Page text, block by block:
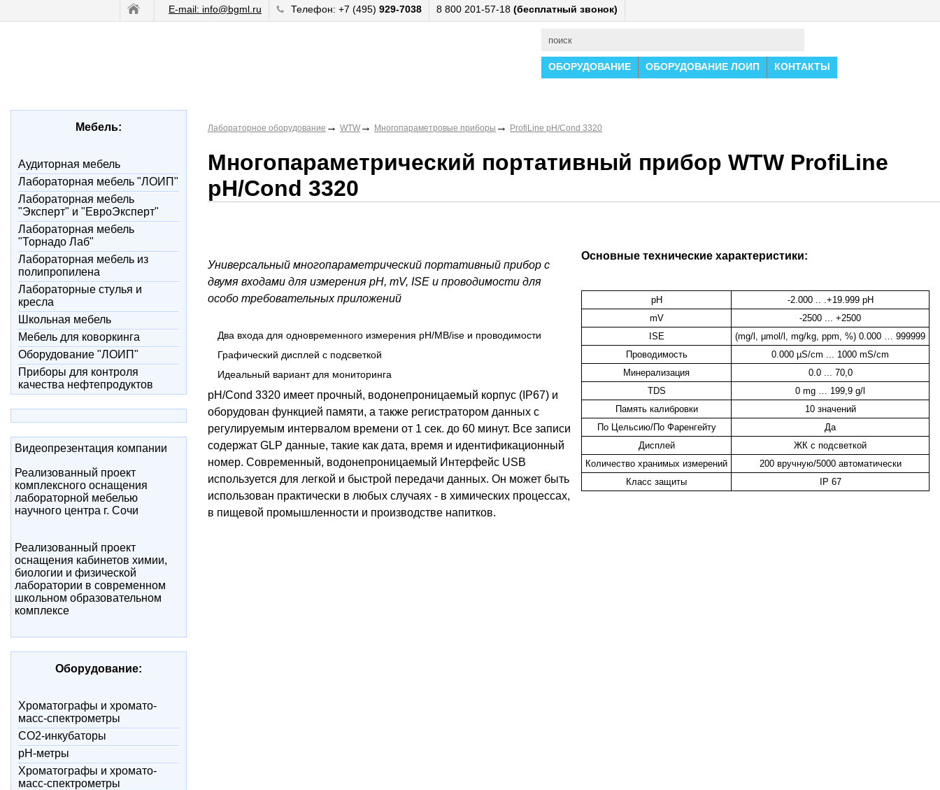
E-mail: info@bgml.ru Телефон: +7 (495) 929-7038 8 800 201-57-18 (бесплатный звонок)
ОБОРУДОВАНИЕ ОБОРУДОВАНИЕ ЛОИП КОНТАКТЫ
Мебель:
Аудиторная мебель
Лабораторная мебель "ЛОИП"
Лабораторная мебель
"Эксперт" и "ЕвроЭксперт"
Лабораторная мебель
"Торнадо Лаб"
Лабораторная мебель из
полипропилена
Лабораторные стулья и
кресла
Школьная мебель
Мебель для коворкинга
Оборудование "ЛОИП"
Приборы для контроля
качества нефтепродуктов
Видеопрезентация компании
Реализованный проект
комплексного оснащения
лабораторной мебелью
научного центра г. Сочи
Реализованный проект
оснащения кабинетов химии,
биологии и физической
лаборатории в современном
школьном образовательном
комплексе
Оборудование:
Xроматографы и хромато-
масс-спектрометры
CO2-инкубаторы
pH-метры
Xроматографы и хромато-
масс-спектрометры
Лабораторное оборудование → WTW → Многопараметровые приборы → ProfiLine pH/Cond 3320
Многопараметрический портативный прибор WTW ProfiLine
pH/Cond 3320
Универсальный многопараметрический портативный прибор с
двумя входами для измерения pH, mV, ISE и проводимости для
особо требовательных приложений
Два входа для одновременного измерения рН/МВ/ise и проводимости
Графический дисплей с подсветкой
Идеальный вариант для мониторинга
pH/Cond 3320 имеет прочный, водонепроницаемый корпус (IP67) и
оборудован функцией памяти, а также регистратором данных с
регулируемым интервалом времени от 1 сек. до 60 минут. Все записи
содержат GLP данные, такие как дата, время и идентификационный
номер. Современный, водонепроницаемый Интерфейс USB
используется для легкой и быстрой передачи данных. Он может быть
использован практически в любых случаях - в химических процессах,
в пищевой промышленности и производстве напитков.
Основные технические характеристики:
pH
-2.000 .. .+19.999 pH
mV
-2500 ... +2500
ISE
(mg/l, µmol/l, mg/kg, ppm, %) 0.000 … 999999
Проводимость
0.000 µS/cm ... 1000 mS/cm
Минерализация
0.0 ... 70,0
TDS
0 mg … 199,9 g/l
Память калибровки
10 значений
По Цельсию/По Фаренгейту
Да
Дисплей
ЖК с подсветкой
Количество хранимых измерений
200 вручную/5000 автоматически
Класс защиты
IP 67